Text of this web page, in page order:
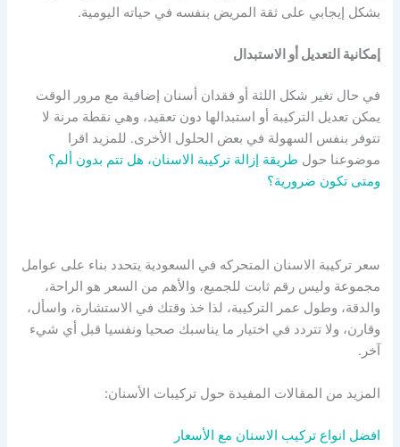
بشكل إيجابي على ثقة المريض بنفسه في حياته اليومية.
إمكانية التعديل أو الاستبدال
في حال تغير شكل اللثة أو فقدان أسنان إضافية مع مرور الوقت
يمكن تعديل التركيبة أو استبدالها دون تعقيد، وهي نقطة مرنة لا
تتوفر بنفس السهولة في بعض الحلول الأخرى. للمزيد اقرا
موضوعنا حول طريقة إزالة تركيبة الاسنان، هل تتم بدون ألم؟
ومتى تكون ضرورية؟
سعر تركيبة الاسنان المتحركه في السعودية يتحدد بناء على عوامل
مجموعة وليس رقم ثابت للجميع، والأهم من السعر هو الراحة،
والدقة، وطول عمر التركيبة، لذا خذ وقتك في الاستشارة، واسأل،
وقارن، ولا تتردد في اختيار ما يناسبك صحيا ونفسيا قبل أي شيء
آخر.
المزيد من المقالات المفيدة حول تركيبات الأسنان:
افضل انواع تركيب الاسنان مع الأسعار